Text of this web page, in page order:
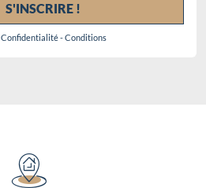
S'INSCRIRE !
Confidentialité-Conditions